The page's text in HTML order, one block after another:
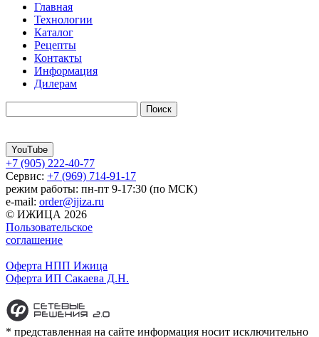
Главная
Технологии
Каталог
Рецепты
Контакты
Информация
Дилерам
YouTube
+7 (905) 222-40-77
Сервис: +7 (969) 714-91-17
режим работы: пн-пт 9-17:30 (по МСК)
e-mail: order@ijiza.ru
© ИЖИЦА 2026
Пользовательское
соглашение
Оферта НПП Ижица
Оферта ИП Сакаева Д.Н.
* представленная на сайте информация носит исключительно